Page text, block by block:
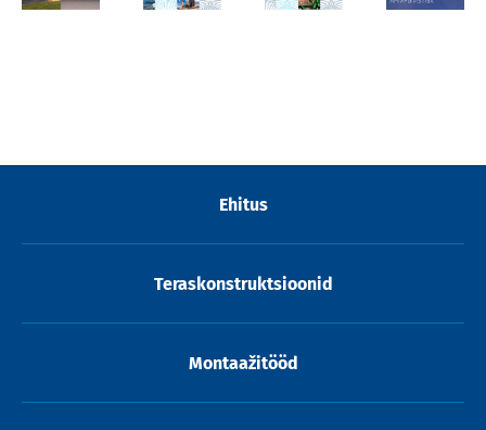
Ehitus
Teraskonstruktsioonid
Montaažitööd